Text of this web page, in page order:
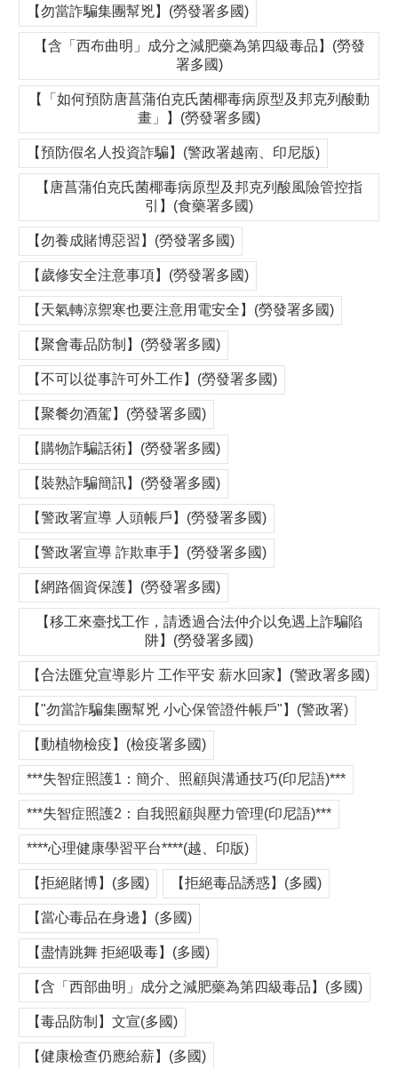
【勿當詐騙集團幫兇】(勞發署多國)
【含「西布曲明」成分之減肥藥為第四級毒品】(勞發
署多國)
【「如何預防唐菖蒲伯克氏菌椰毒病原型及邦克列酸動
畫」】(勞發署多國)
【預防假名人投資詐騙】(警政署越南、印尼版)
【唐菖蒲伯克氏菌椰毒病原型及邦克列酸風險管控指
引】(食藥署多國)
【勿養成賭博惡習】(勞發署多國)
【歲修安全注意事項】(勞發署多國)
【天氣轉涼禦寒也要注意用電安全】(勞發署多國)
【聚會毒品防制】(勞發署多國)
【不可以從事許可外工作】(勞發署多國)
【聚餐勿酒駕】(勞發署多國)
【購物詐騙話術】(勞發署多國)
【裝熟詐騙簡訊】(勞發署多國)
【警政署宣導 人頭帳戶】(勞發署多國)
【警政署宣導 詐欺車手】(勞發署多國)
【網路個資保護】(勞發署多國)
【移工來臺找工作，請透過合法仲介以免遇上詐騙陷
阱】(勞發署多國)
【合法匯兌宣導影片 工作平安 薪水回家】(警政署多國)
【"勿當詐騙集團幫兇 小心保管證件帳戶"】(警政署)
【動植物檢疫】(檢疫署多國)
***失智症照護1：簡介、照顧與溝通技巧(印尼語)***
***失智症照護2：自我照顧與壓力管理(印尼語)***
****心理健康學習平台****(越、印版)
【拒絕賭博】(多國) 【拒絕毒品誘惑】(多國)
【當心毒品在身邊】(多國)
【盡情跳舞 拒絕吸毒】(多國)
【含「西部曲明」成分之減肥藥為第四級毒品】(多國)
【毒品防制】文宣(多國)
【健康檢查仍應給薪】(多國)